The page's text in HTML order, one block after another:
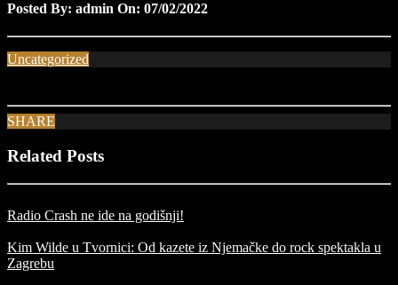
Posted By: admin On: 07/02/2022
Uncategorized
SHARE
Related Posts
Radio Crash ne ide na godišnji!
Kim Wilde u Tvornici: Od kazete iz Njemačke do rock spektakla u
Zagrebu